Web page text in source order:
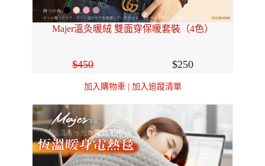
Majer溫灸暖絨 雙面穿保暖套裝（4色）
450 250
加入購物車 | 加入追蹤清單